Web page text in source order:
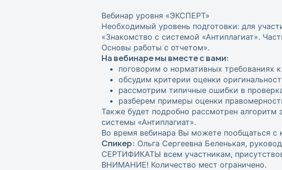
Вебинар уровня «ЭКСПЕРТ»
Необходимый уровень подготовки: для
«Знакомство с системой «Антиплагиат».
Основы работы с отчетом».
На вебинаре мы вместе с вами:
поговорим о нормативных требованиях
обсудим критерии оценки
рассмотрим типичные ошибки в
разберем примеры оценки
Также будет подробно рассмотрен
системы «Антиплагиат».
Во время вебинара Вы можете пообщаться с
Спикер: Ольга Сергеевна Беленькая,
СЕРТИФИКАТЫ всем участникам,
ВНИМАНИЕ! Количество мест ограничено.